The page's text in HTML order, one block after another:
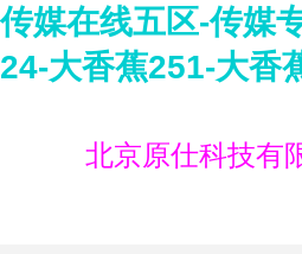
传媒在线五区-传媒
24-大香蕉251-大香
北京原仕科技有